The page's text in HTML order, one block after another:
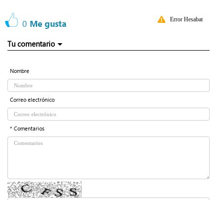
0 Me gusta Error Hesabat
Tu comentario
Nombre
Correo electrónico
* Comentarios